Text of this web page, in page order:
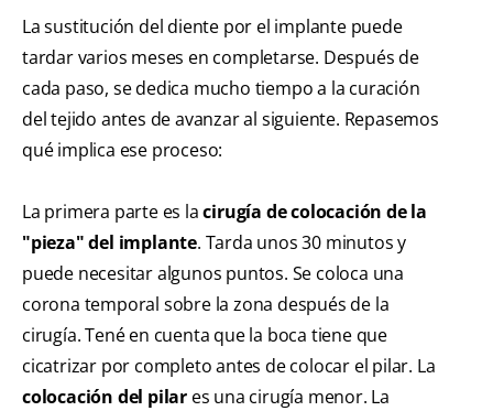
La sustitución del diente por el implante puede
tardar varios meses en completarse. Después de
cada paso, se dedica mucho tiempo a la curación
del tejido antes de avanzar al siguiente. Repasemos
qué implica ese proceso:
La primera parte es lacirugía de colocación de la
"pieza" del implante. Tarda unos 30 minutos y
puede necesitar algunos puntos. Se coloca una
corona temporal sobre la zona después de la
cirugía. Tené en cuenta que la boca tiene que
cicatrizar por completo antes de colocar el pilar. La
colocación del pilar es una cirugía menor. La